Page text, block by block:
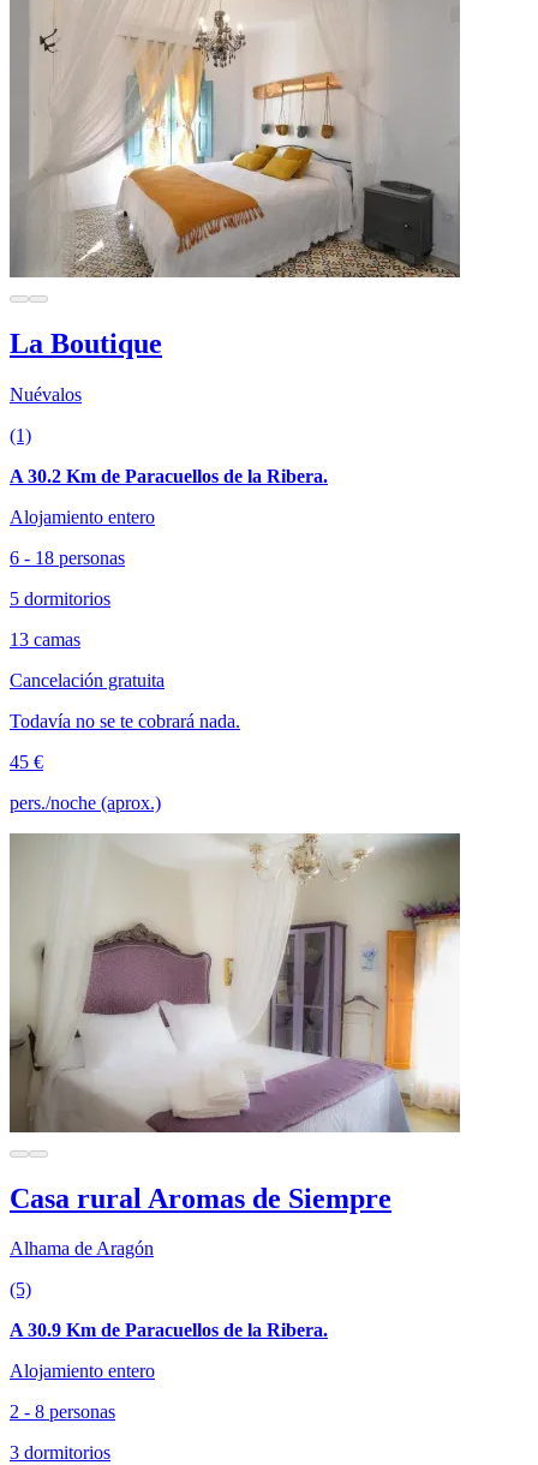
La Boutique
Nuévalos
(1)
A 30.2 Km de Paracuellos de la Ribera.
Alojamiento entero
6 - 18 personas
5 dormitorios
13 camas
Cancelación gratuita
Todavía no se te cobrará nada.
45 €
pers./noche (aprox.)
Casa rural Aromas de Siempre
Alhama de Aragón
(5)
A 30.9 Km de Paracuellos de la Ribera.
Alojamiento entero
2 - 8 personas
3 dormitorios